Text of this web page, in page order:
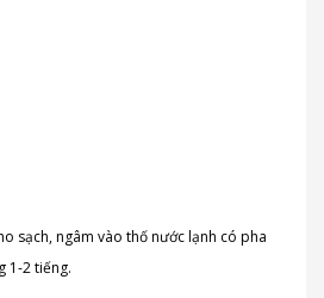
sạch, ngâm vào thố nước lạnh có pha
1-2 tiếng.